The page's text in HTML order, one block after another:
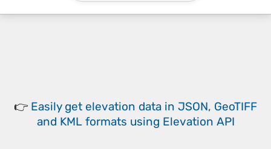
👉 Easily get elevation data in JSON, GeoTIFF
and KML formats using Elevation API